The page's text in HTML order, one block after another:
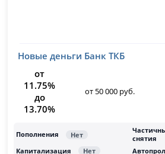
Новые деньги Банк ТКБ
от
11.75%
до
13.70%
от 50 000 руб.